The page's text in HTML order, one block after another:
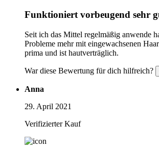
Funktioniert vorbeugend sehr
Seit ich das Mittel regelmäßig anwende
Probleme mehr mit eingewachsenen
prima und ist hautverträglich.
War diese Bewertung für dich hilfreich?
Anna
29. April 2021
Verifizierter Kauf